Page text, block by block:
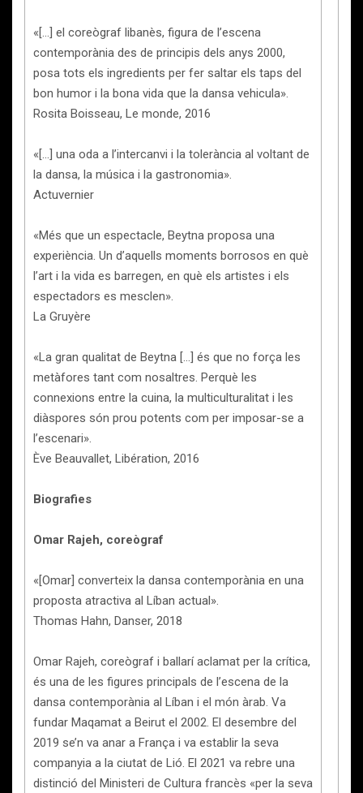
«[…] el coreògraf libanès, figura de l’escena
contemporània des de principis dels anys 2000,
posa tots els ingredients per fer saltar els taps del
bon humor i la bona vida que la dansa vehicula».
Rosita Boisseau, Le monde, 2016
«[…] una oda a l’intercanvi i la tolerància al voltant de
la dansa, la música i la gastronomia».
Actuvernier
«Més que un espectacle, Beytna proposa una
experiència. Un d’aquells moments borrosos en què
l’art i la vida es barregen, en què els artistes i els
espectadors es mesclen».
La Gruyère
«La gran qualitat de Beytna […] és que no força les
metàfores tant com nosaltres. Perquè les
connexions entre la cuina, la multiculturalitat i les
diàspores són prou potents com per imposar-se a
l’escenari».
Ève Beauvallet, Libération, 2016
Biografies
Omar Rajeh, coreògraf
«[Omar] converteix la dansa contemporània en una
proposta atractiva al Líban actual».
Thomas Hahn, Danser, 2018
Omar Rajeh, coreògraf i ballarí aclamat per la crítica,
és una de les figures principals de l’escena de la
dansa contemporània al Líban i el món àrab. Va
fundar Maqamat a Beirut el 2002. El desembre del
2019 se’n va anar a França i va establir la seva
companyia a la ciutat de Lió. El 2021 va rebre una
distinció del Ministeri de Cultura francès «per la seva